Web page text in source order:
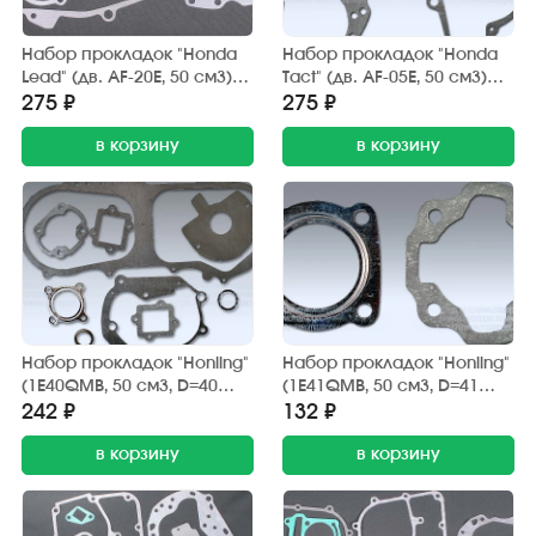
Набор прокладок "Honda
Lead" (дв. AF-20E, 50 см3)
двигателя (7 шт.) Gasket
275 ₽
в корзину
Набор прокладок "Honda
Tact" (дв. AF-05E, 50 см3)
двигателя (7 шт.) TAIEN
275 ₽
в корзину
Набор прокладок "Honling"
(1E40QMB, 50 см3, D=40
мм.) двигателя (9 шт.)
GXMOTOR
242 ₽
в корзину
Набор прокладок "Honling"
(1E41QMB, 50 см3, D=41
мм.), "Suzuki Ran" (GS-50)
поршн. группы 2 шт. SN
132 ₽
в корзину